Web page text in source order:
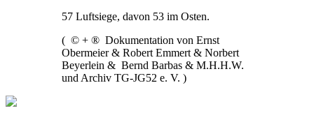
57 Luftsiege, davon 53 im Osten.
( © + ® Dokumentation von Ernst
Obermeier & Robert Emmert & Norbert
Beyerlein & Bernd Barbas & M.H.H.W.
und Archiv TG-JG52 e. V. )